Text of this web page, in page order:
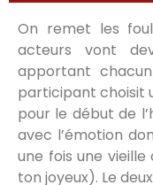
On remet les
acteurs vont
apportant
participant choisit
pour le début de
avec l’émotion
une fois une
ton joyeux). Le